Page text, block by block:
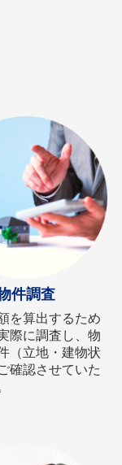
件調査
を算出するため
際に調査し、物
（立地・建物状
確認させていた